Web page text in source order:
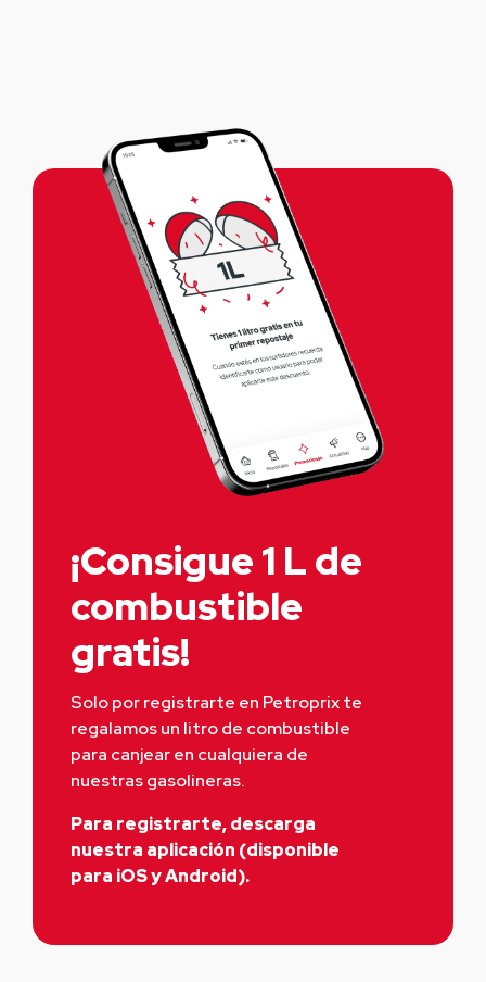
¡Consigue 1 L de
combustible
gratis!
Solo por registrarte en Petroprix te
regalamos un litro de combustible
para canjear en cualquiera de
nuestras gasolineras.
Para registrarte, descarga
nuestra aplicación (disponible
para iOS y Android).